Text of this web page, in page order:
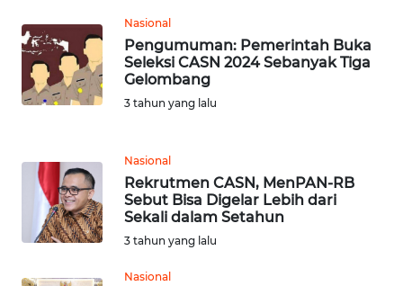
Nasional
Pengumuman: Pemerintah Buka
Seleksi CASN 2024 Sebanyak Tiga
Gelombang
3 tahun yang lalu
Nasional
Rekrutmen CASN, MenPAN-RB
Sebut Bisa Digelar Lebih dari
Sekali dalam Setahun
3 tahun yang lalu
Nasional
WN
LANGKAT
WN
WN
TANJUNG
LESUNG
WN